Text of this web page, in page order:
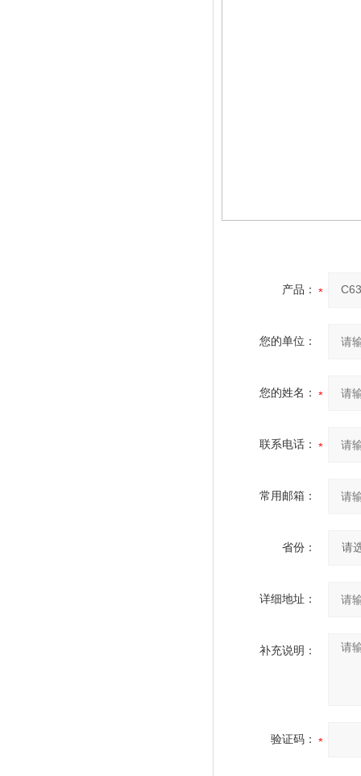
产品：
您的单位：
您的姓名：
联系电话：
常用邮箱：
省份：
详细地址：
补充说明：
验证码：